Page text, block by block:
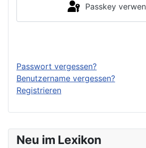
Neu im Lexikon
Passkey
Passwort vergessen?
Benutzername vergessen?
Registrieren